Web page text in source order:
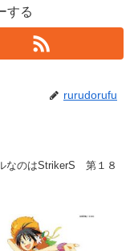
する
rurudorufu
なのはStrikerS 第１８